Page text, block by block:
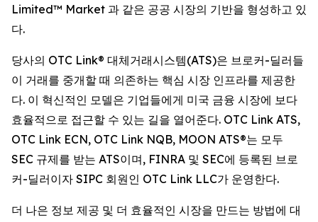
Limited™ Market 과 같은 공공 시장의 기반을 형성하고 있
다.
당사의 OTC Link® 대체거래시스템(ATS)은 브로커-딜러들
이 거래를 중개할 때 의존하는 핵심 시장 인프라를 제공한
다. 이 혁신적인 모델은 기업들에게 미국 금융 시장에 보다
효율적으로 접근할 수 있는 길을 열어준다. OTC Link ATS,
OTC Link ECN, OTC Link NQB, MOON ATS®는 모두
SEC 규제를 받는 ATS이며, FINRA 및 SEC에 등록된 브로
커-딜러이자 SIPC 회원인 OTC Link LLC가 운영한다.
더 나은 정보 제공 및 더 효율적인 시장을 만드는 방법에 대